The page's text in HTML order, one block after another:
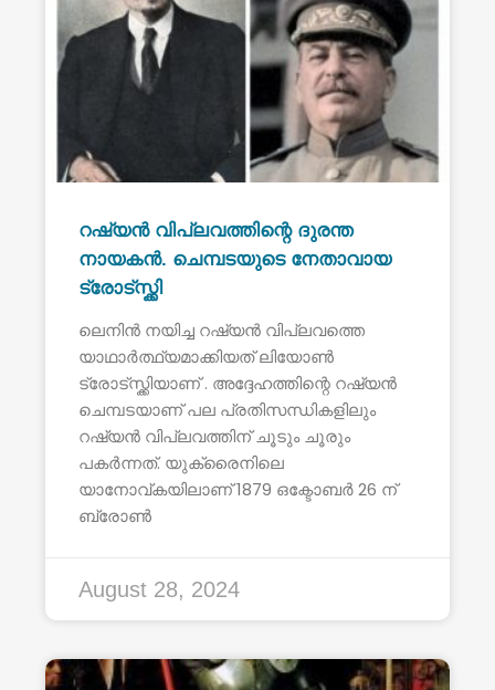
റഷ്യൻ വിപ്ലവത്തിന്റെ ദുരന്ത
നായകൻ. ചെമ്പടയുടെ നേതാവായ
ട്രോട്സ്ക്കി
ലെനിൻ നയിച്ച റഷ്യൻ വിപ്ലവത്തെ
യാഥാർത്ഥ്യമാക്കിയത് ലിയോൺ
ട്രോട്സ്ക്കിയാണ് . അദ്ദേഹത്തിന്റെ റഷ്യൻ
ചെമ്പടയാണ് പല പ്രതിസന്ധികളിലും
റഷ്യൻ വിപ്ലവത്തിന് ചൂടും ചൂരും
പകർന്നത്. യുക്രൈനിലെ
യാനോവ്കയിലാണ് 1879 ഒക്ടോബർ 26 ന്
ബ്രോൺ
August 28, 2024